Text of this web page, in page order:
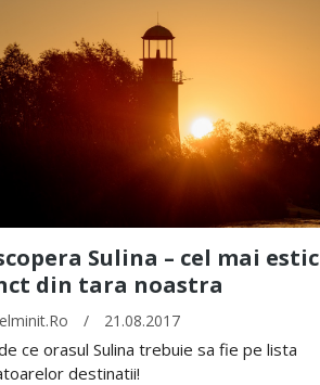
Sulina – cel mai estic
din tara noastra
/ 21.08.2017
ce orasul Sulina trebuie sa fie pe lista
destinatii!